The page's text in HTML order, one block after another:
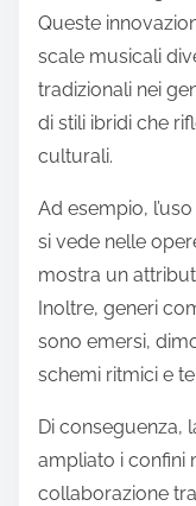
Queste
scale musicali
tradizionali nei
di stili ibridi che
culturali.
Ad esempio,
si vede nelle
mostra un
Inoltre, generi
sono emersi,
schemi ritmici e
Di conseguenza,
ampliato i confini
collaborazione